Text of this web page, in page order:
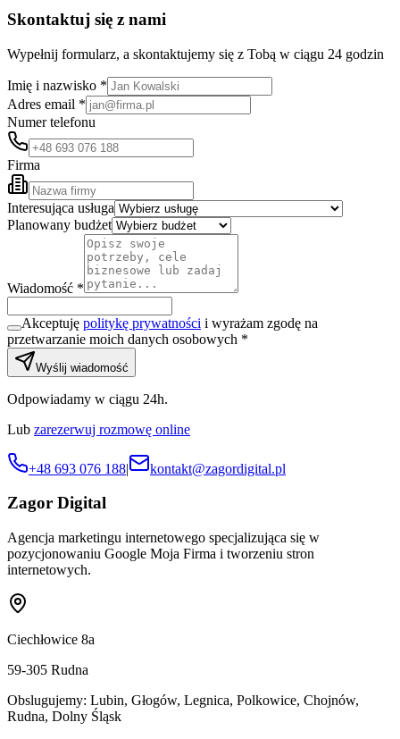
Skontaktuj się z nami
Wypełnij formularz, a skontaktujemy się z Tobą w ciągu 24 godzin
Imię i nazwisko *
Adres email *
Numer telefonu
Firma
Interesująca usługa
Planowany budżet
Wiadomość *
Akceptuję politykę prywatności i wyrażam zgodę na
przetwarzanie moich danych osobowych *
Wyślij wiadomość
Odpowiadamy w ciągu 24h.
Lub zarezerwuj rozmowę online
+48 693 076 188| kontakt@zagordigital.pl
Zagor Digital
Agencja marketingu internetowego specjalizująca się w
pozycjonowaniu Google Moja Firma i tworzeniu stron
internetowych.
Ciechłowice 8a
59-305 Rudna
Obslugujemy: Lubin, Głogów, Legnica, Polkowice, Chojnów,
Rudna, Dolny Śląsk